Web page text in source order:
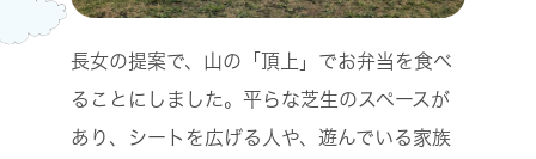
長女の提案で、山の「頂上」でお弁当を食べ
ることにしました。平らな芝生のスペースが
あり、シートを広げる人や、遊んでいる家族